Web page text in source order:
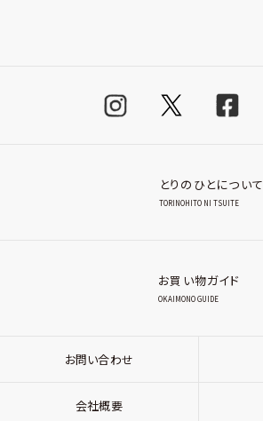
とりのひとについて
TORINOHITO NI TSUITE
お買い物ガイド
OKAIMONO GUIDE
お問い合わせ
会社概要